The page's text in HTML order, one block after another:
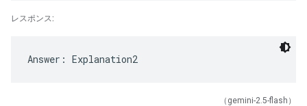
レスポンス:
（gemini-2.5-flash）